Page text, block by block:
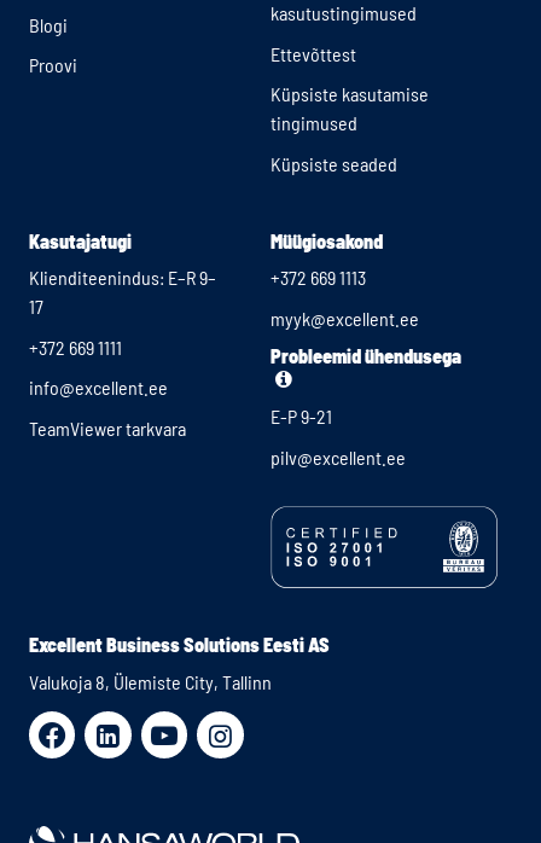
Blogi
Proovi
kasutustingimused
Ettevõttest
Küpsiste kasutamise
tingimused
Küpsiste seaded
Kasutajatugi
Klienditeenindus: E–R 9–
17
+372 669 1111
info@excellent.ee
TeamViewer tarkvara
Müügiosakond
+372 669 1113
myyk@excellent.ee
Probleemid ühendusega
E-P 9-21
pilv@excellent.ee
Excellent Business Solutions Eesti AS
Valukoja 8, Ülemiste City, Tallinn